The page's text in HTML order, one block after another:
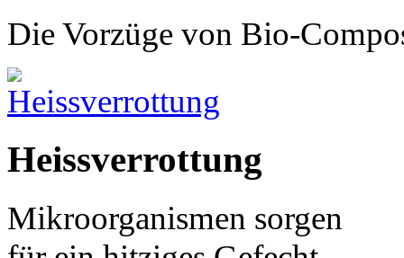
Die Vorzüge von Bio-
Heissverrottung
Mikroorganismen sorgen